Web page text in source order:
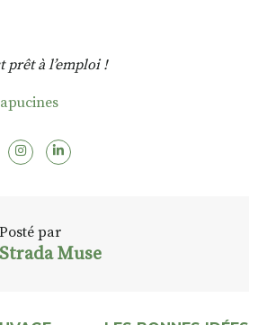
prêt à l’emploi !
Posté par
Strada Muse